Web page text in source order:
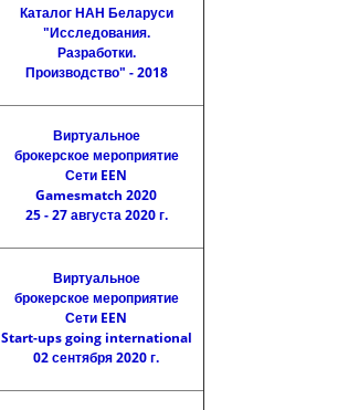
Каталог НАН Беларуси
"Исследования.
Разработки.
Производство" - 2018
Виртуальное
брокерское мероприятие
Сети EEN
Gamesmatch 2020
25 - 27 августа 2020 г.
Виртуальное
брокерское мероприятие
Сети EEN
Start-ups going international
02 сентября 2020 г.